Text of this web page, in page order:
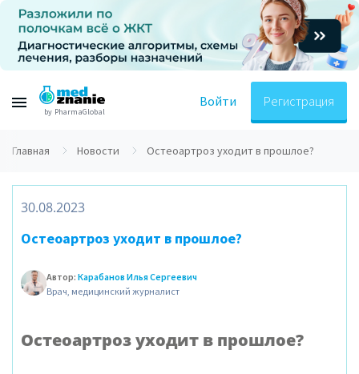
by PharmaGlobal
Войти Регистрация
Главная Новости Остеоартроз уходит в прошлое?
30.08.2023
Остеоартроз уходит в прошлое?
Автор: Карабанов Илья Сергеевич
Врач, медицинский журналист
Остеоартроз уходит в прошлое?